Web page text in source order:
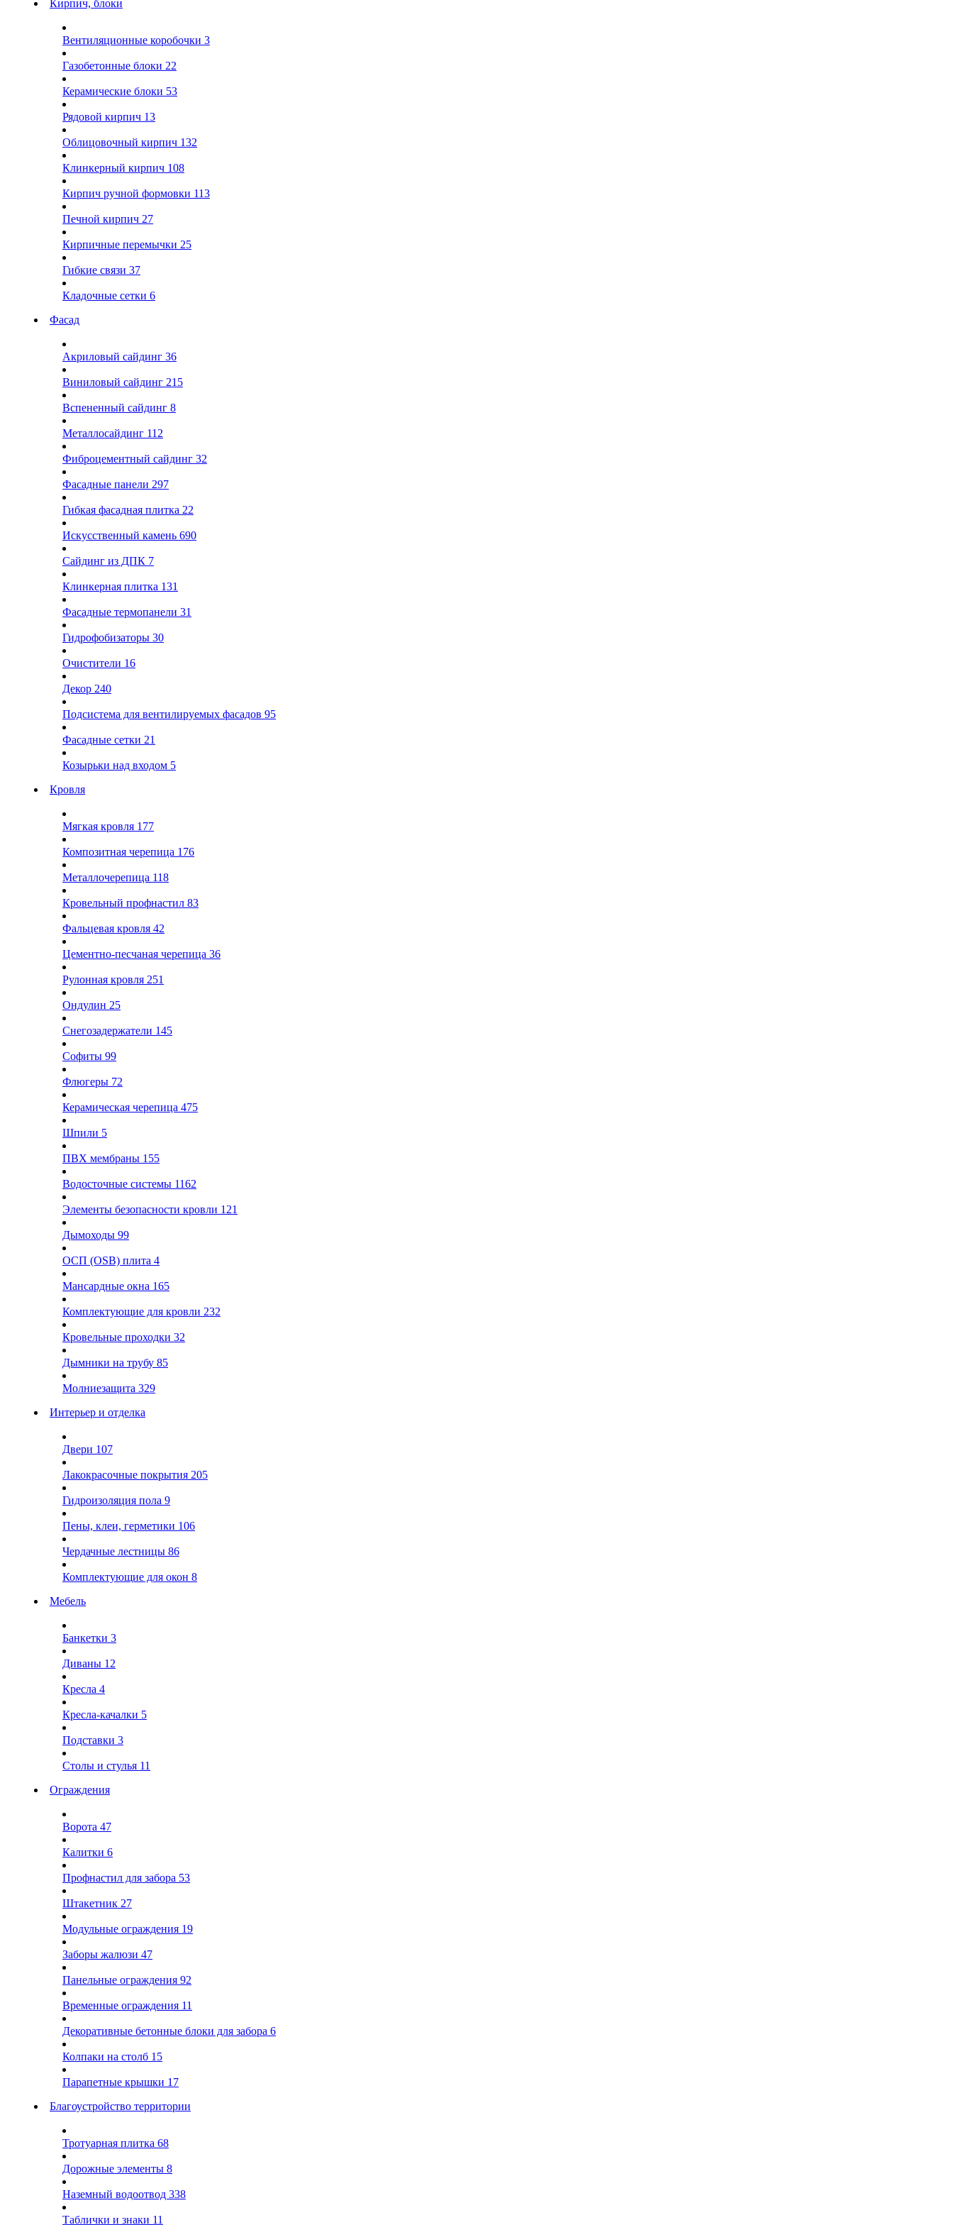
Кирпич, блоки
Вентиляционные коробочки 3
Газобетонные блоки 22
Керамические блоки 53
Рядовой кирпич 13
Облицовочный кирпич 132
Клинкерный кирпич 108
Кирпич ручной формовки 113
Печной кирпич 27
Кирпичные перемычки 25
Гибкие связи 37
Кладочные сетки 6
Фасад
Акриловый сайдинг 36
Виниловый сайдинг 215
Вспененный сайдинг 8
Металлосайдинг 112
Фиброцементный сайдинг 32
Фасадные панели 297
Гибкая фасадная плитка 22
Искусственный камень 690
Сайдинг из ДПК 7
Клинкерная плитка 131
Фасадные термопанели 31
Гидрофобизаторы 30
Очистители 16
Декор 240
Подсистема для вентилируемых фасадов 95
Фасадные сетки 21
Козырьки над входом 5
Кровля
Мягкая кровля 177
Композитная черепица 176
Металлочерепица 118
Кровельный профнастил 83
Фальцевая кровля 42
Цементно-песчаная черепица 36
Рулонная кровля 251
Ондулин 25
Снегозадержатели 145
Софиты 99
Флюгеры 72
Керамическая черепица 475
Шпили 5
ПВХ мембраны 155
Водосточные системы 1162
Элементы безопасности кровли 121
Дымоходы 99
ОСП (OSB) плита 4
Мансардные окна 165
Комплектующие для кровли 232
Кровельные проходки 32
Дымники на трубу 85
Молниезащита 329
Интерьер и отделка
Двери 107
Лакокрасочные покрытия 205
Гидроизоляция пола 9
Пены, клеи, герметики 106
Чердачные лестницы 86
Комплектующие для окон 8
Мебель
Банкетки 3
Диваны 12
Кресла 4
Кресла-качалки 5
Подставки 3
Столы и стулья 11
Ограждения
Ворота 47
Калитки 6
Профнастил для забора 53
Штакетник 27
Модульные ограждения 19
Заборы жалюзи 47
Панельные ограждения 92
Временные ограждения 11
Декоративные бетонные блоки для забора 6
Колпаки на столб 15
Парапетные крышки 17
Благоустройство территории
Тротуарная плитка 68
Дорожные элементы 8
Наземный водоотвод 338
Таблички и знаки 11